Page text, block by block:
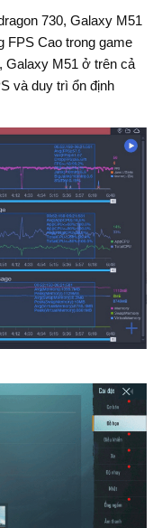
730, Galaxy M51
FPS Cao trong game
Galaxy M51 ở trên cả
và duy trì ổn định